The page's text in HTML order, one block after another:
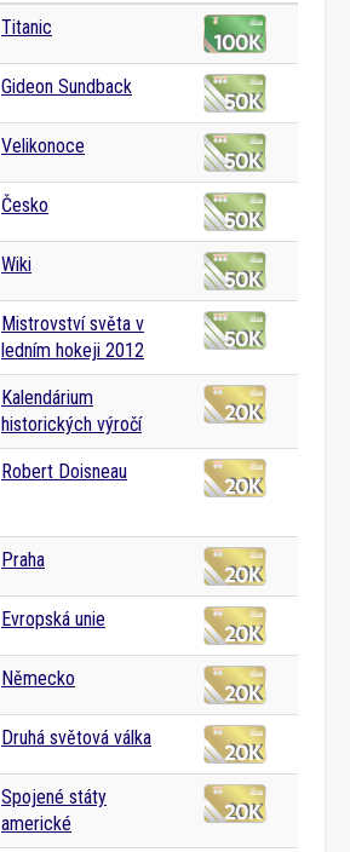
Titanic
Gideon Sundback
Velikonoce
Česko
Wiki
Mistrovství světa v
ledním hokeji 2012
Kalendárium
historických výročí
Robert Doisneau
Praha
Evropská unie
Německo
Druhá světová válka
Spojené státy
americké